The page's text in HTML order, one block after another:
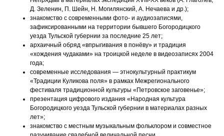
Д. Зеленин, П. Шейн, Н. Могилянский, А. Нечаева и др.);
знакомство с современными фото- и аудиозаписями,
зафиксированными на территории бывшего Богородицкого
уезда Тульской губернии за последние 25 лет;
архаичный обряд «впрыгивания в понёву» и традиция
«хождения чудаками» на троицкой неделе в видеозаписях 2004
года;
современные исследования — этнокультурный практикум
«Традиции Куликова поля» в рамках Межрегионального
фестиваля традиционной культуры «Петровское заговенье»;
презентация цифрового издания «Народная культура
Богородицкого уезда Тульской губернии в материалах разных
лет»;
знакомство с местным музыкальным фольклором и совместное